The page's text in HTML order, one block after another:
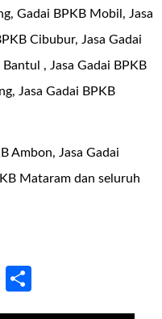
Gadai BPKB Mobil, Jasa
Cibubur, Jasa Gadai
, Jasa Gadai BPKB
Jasa Gadai BPKB
Ambon, Jasa Gadai
Mataram dan seluruh
Blogger